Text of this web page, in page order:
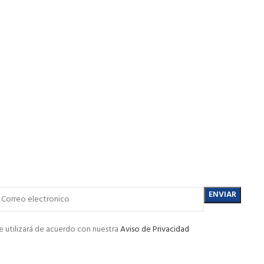
utilizará de acuerdo con nuestraAviso de Privacidad